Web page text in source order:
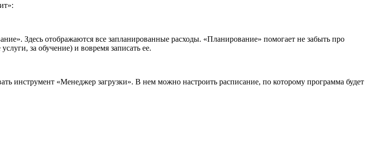
Здесь отображаются все запланированные расходы. «Планирование» помогает не забыть про
за обучение) и вовремя записать ее.
инструмент «Менеджер загрузки». В нем можно настроить расписание, по которому программа будет